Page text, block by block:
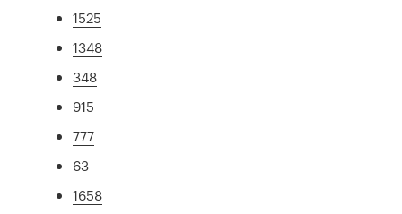
1525
1348
348
915
777
63
1658